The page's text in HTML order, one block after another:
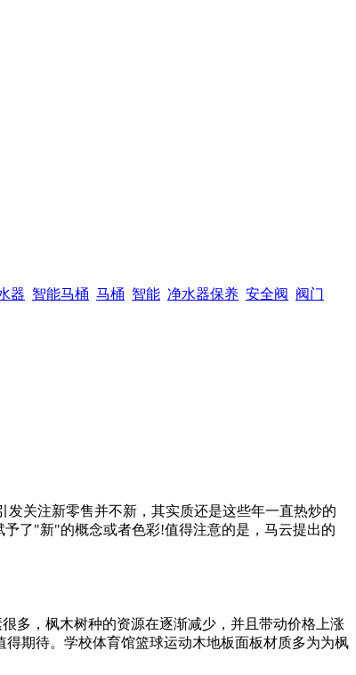
器 智能马桶 马桶 智能 净水器保养 安全阀 阀门
关注新零售并不新，其实质还是这些年一直热炒的
了"新"的概念或者色彩!值得注意的是，马云提出的
多，枫木树种的资源在逐渐减少，并且带动价格上涨
期待。学校体育馆篮球运动木地板面板材质多为为枫